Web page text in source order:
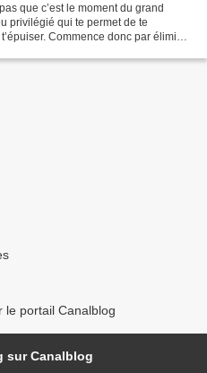
que c’est le moment du grand
privilégié qui te permet de te
Commence donc par éliminer
le portail Canalblog
sur Canalblog